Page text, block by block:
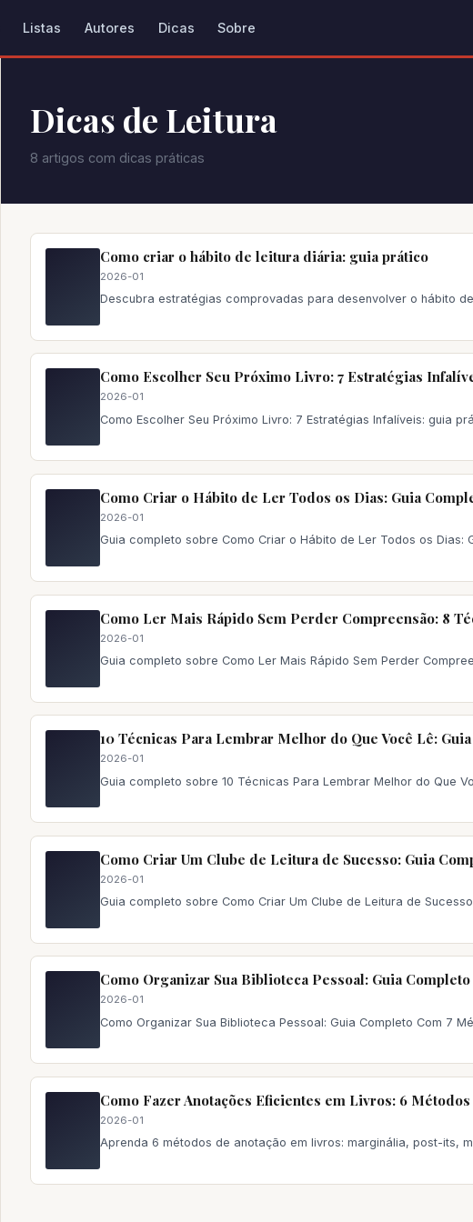
Listas Autores Dicas Sobre
Dicas de Leitura
8 artigos com dicas práticas
Como criar o hábito de leitura diária: guia prático
2026-01
Descubra estratégias comprovadas para desenvolver o hábito
Como Escolher Seu Próximo Livro: 7 Estratégias
2026-01
Como Escolher Seu Próximo Livro: 7 Estratégias Infalíveis: guia
Como Criar o Hábito de Ler Todos os Dias: Guia
2026-01
Guia completo sobre Como Criar o Hábito de Ler Todos os Dias:
Como Ler Mais Rápido Sem Perder Compreensão: 8
2026-01
Guia completo sobre Como Ler Mais Rápido Sem Perder
10 Técnicas Para Lembrar Melhor do Que Você Lê:
2026-01
Guia completo sobre 10 Técnicas Para Lembrar Melhor do Que
Como Criar Um Clube de Leitura de Sucesso: Guia
2026-01
Guia completo sobre Como Criar Um Clube de Leitura de
Como Organizar Sua Biblioteca Pessoal: Guia
2026-01
Como Organizar Sua Biblioteca Pessoal: Guia Completo Com 7
Como Fazer Anotações Eficientes em Livros: 6
2026-01
Aprenda 6 métodos de anotação em livros: marginália, post-its,